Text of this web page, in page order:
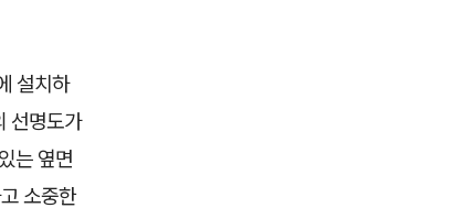
설치하
선명도가
는 옆면
소중한